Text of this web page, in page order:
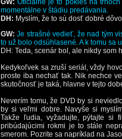
GW:Oficiálne je to pokles na
momentálne v štádiu predávania.
DH: Myslím, že to sú dosť dobré
GW:Je strašné vedieť, že nad tým
to už bolo odsúhlasené. A k tomu sa
DH: Teda, scenár bol, ale nikdy som
Kedykoľvek sa zruší seriál, vždy
proste iba nechať tak. Nik nechce
skutočnosť je taká, hlavne v tejto
Neverím tomu, že DVD by si
by si veľmi dobre. Navyše si
Takže ľudia, vyžadujte, pýtajte
pribúdajúcimi rokmi je to stále
smerom. Pozrite sa napríklad na